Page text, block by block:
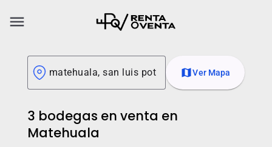
menu
mapVer Mapa
3 bodegas en venta en
Matehuala